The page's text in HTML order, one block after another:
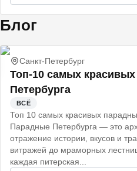
Блог
Санкт-Петербург
Топ-10 самых
Петербурга
ВСЁ
Топ 10 самых красивых
Парадные Петербурга — это
отражение истории, вкусов и
витражей до мраморных
каждая питерская...